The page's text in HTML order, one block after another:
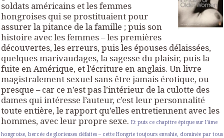
soldats américains et les femmes
hongroises qui se prostituaient pour
assurer la pitance de la famille ; puis son
histoire avec les femmes – les premières
découvertes, les erreurs, puis les épouses délaissées,
quelques marivaudages, la sagesse du plaisir, puis la
fuite en Amérique, et l’écriture en anglais. Un livre
magistralement sexuel sans être jamais érotique, ou
presque – car ce n’est pas l’intérieur de la culotte des
dames qui intéresse l’auteur, c’est leur personnalité
toute entière, le rapport qu’elles entretiennent avec les
hommes, avec leur propre sexe. Et puis ce chapitre épique sur l’âme
hongroise, bercée de glorieuses défaites – cette Hongrie toujours envahie, dominée par tous